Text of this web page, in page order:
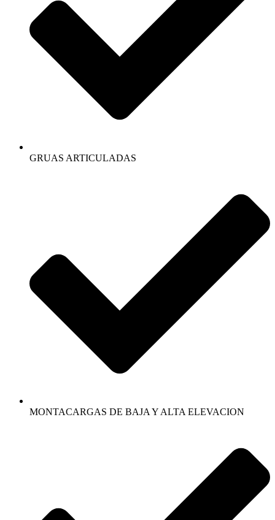
GRUAS ARTICULADAS
MONTACARGAS DE BAJA Y ALTA ELEVACION